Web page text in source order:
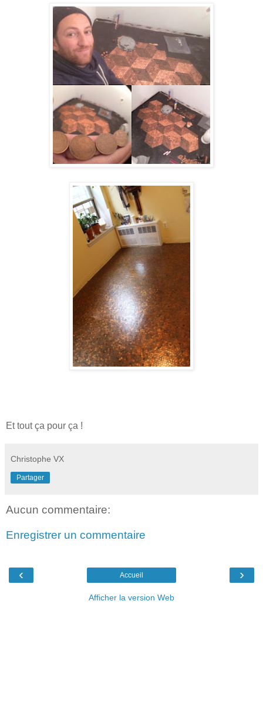
Et tout ça pour ça !
Christophe VX
Partager
Aucun commentaire:
Enregistrer un commentaire
‹ ›
Accueil
Afficher la version Web